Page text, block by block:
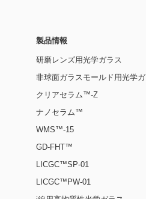
製品情報
研磨レンズ用光学ガラス
非球面ガラスモールド用光学
クリアセラム™-Z
ナノセラム™
WMS™-15
GD-FHT™
LICGC™SP-01
LICGC™PW-01